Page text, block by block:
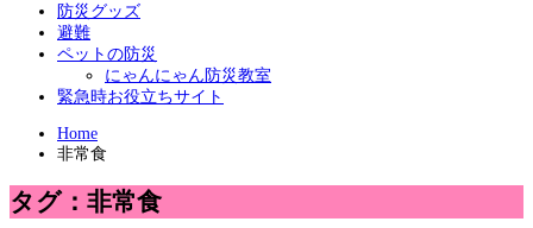
防災グッズ
避難
ペットの防災
にゃんにゃん防災教室
緊急時お役立ちサイト
Home
非常食
タグ：非常食